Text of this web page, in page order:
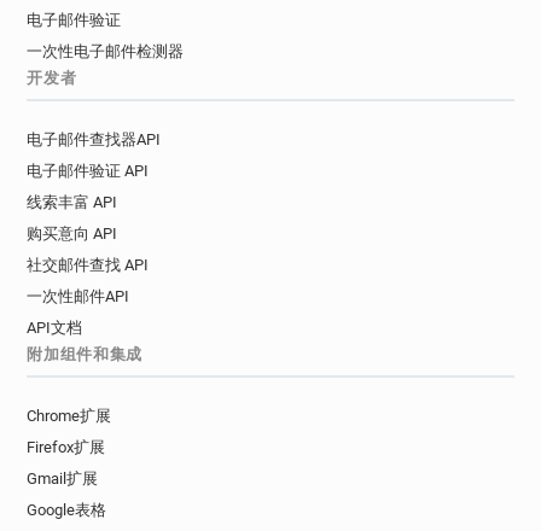
电子邮件验证
一次性电子邮件检测器
开发者
电子邮件查找器API
电子邮件验证 API
线索丰富 API
购买意向 API
社交邮件查找 API
一次性邮件API
API文档
附加组件和集成
Chrome扩展
Firefox扩展
Gmail扩展
Google表格